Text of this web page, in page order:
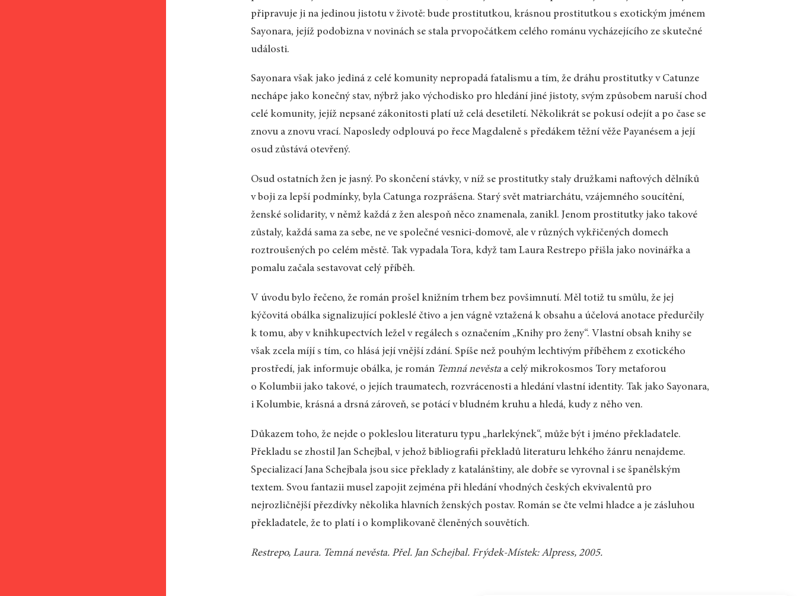
připravuje ji na jedinou jistotu v životě: bude prostitutkou, krásnou prostitutkou s exotickým jménem
Sayonara, jejíž podobizna v novinách se stala prvopočátkem celého románu vycházejícího ze skutečné
události.
Sayonara však jako jediná z celé komunity nepropadá fatalismu a tím, že dráhu prostitutky v Catunze
nechápe jako konečný stav, nýbrž jako východisko pro hledání jiné jistoty, svým způsobem naruší chod
celé komunity, jejíž nepsané zákonitosti platí už celá desetiletí. Několikrát se pokusí odejít a po čase se
znovu a znovu vrací. Naposledy odplouvá po řece Magdaleně s předákem těžní věže Payanésem a její
osud zůstává otevřený.
Osud ostatních žen je jasný. Po skončení stávky, v níž se prostitutky staly družkami naftových dělníků
v boji za lepší podmínky, byla Catunga rozprášena. Starý svět matriarchátu, vzájemného soucítění,
ženské solidarity, v němž každá z žen alespoň něco znamenala, zanikl. Jenom prostitutky jako takové
zůstaly, každá sama za sebe, ne ve společné vesnici-domově, ale v různých vykřičených domech
roztroušených po celém městě. Tak vypadala Tora, když tam Laura Restrepo přišla jako novinářka a
pomalu začala sestavovat celý příběh.
V úvodu bylo řečeno, že román prošel knižním trhem bez povšimnutí. Měl totiž tu smůlu, že jej
kýčovitá obálka signalizující pokleslé čtivo a jen vágně vztažená k obsahu a účelová anotace předurčily
k tomu, aby v knihkupectvích ležel v regálech s označením „Knihy pro ženy“. Vlastní obsah knihy se
však zcela míjí s tím, co hlásá její vnější zdání. Spíše než pouhým lechtivým příběhem z exotického
prostředí, jak informuje obálka, je román Temná nevěsta a celý mikrokosmos Tory metaforou
o Kolumbii jako takové, o jejích traumatech, rozvrácenosti a hledání vlastní identity. Tak jako Sayonara,
i Kolumbie, krásná a drsná zároveň, se potácí v bludném kruhu a hledá, kudy z něho ven.
Důkazem toho, že nejde o pokleslou literaturu typu „harlekýnek“, může být i jméno překladatele.
Překladu se zhostil Jan Schejbal, v jehož bibliografii překladů literaturu lehkého žánru nenajdeme.
Specializací Jana Schejbala jsou sice překlady z katalánštiny, ale dobře se vyrovnal i se španělským
textem. Svou fantazii musel zapojit zejména při hledání vhodných českých ekvivalentů pro
nejrozličnější přezdívky několika hlavních ženských postav. Román se čte velmi hladce a je zásluhou
překladatele, že to platí i o komplikovaně členěných souvětích.
Restrepo, Laura. Temná nevěsta. Přel. Jan Schejbal. Frýdek-Místek: Alpress, 2005.